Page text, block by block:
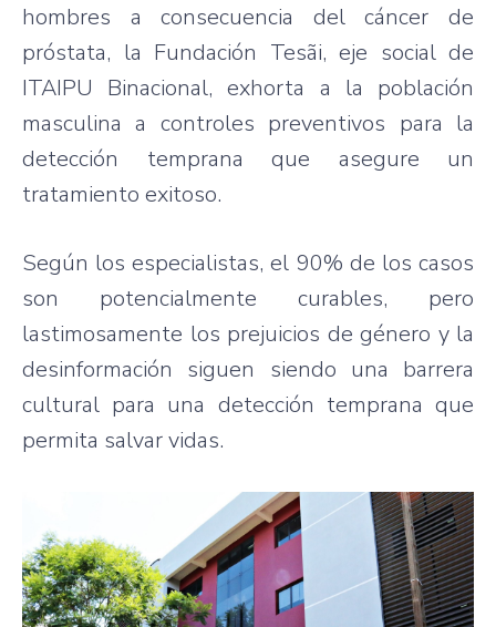
hombres a consecuencia del cáncer de
próstata, la Fundación Tesãi, eje social de
ITAIPU Binacional, exhorta a la población
masculina a controles preventivos para la
detección temprana que asegure un
tratamiento exitoso.
Según los especialistas, el 90% de los casos
son potencialmente curables, pero
lastimosamente los prejuicios de género y la
desinformación siguen siendo una barrera
cultural para una detección temprana que
permita salvar vidas.